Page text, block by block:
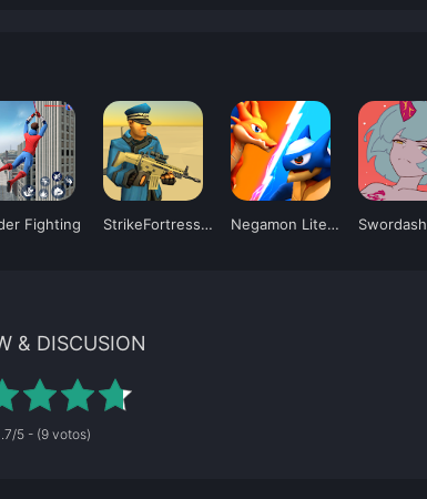
Fighting StrikeFortressBox Negamon Lite: Monster Battle Swordash
& DISCUSION
5 - (9 votos)